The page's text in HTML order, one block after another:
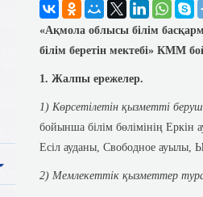
«Ақмола облысы білім
білім беретін мектебі» КММ
1. Жалпы ережелер.
1) Көрсетілетін қызметті
бойынша білім бөлімінің
Есіл ауданы, Свободное ауылы,
2) Мемлекеттік қызметтер